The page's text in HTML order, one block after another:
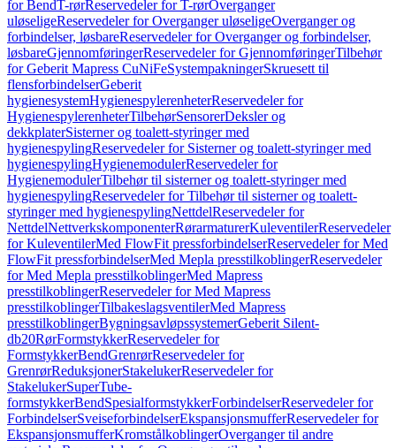
for BendT-rørReservedeler for T-rørOverganger
uløseligeReservedeler for Overganger uløseligeOverganger og
forbindelser, løsbareReservedeler for Overganger og forbindelser,
løsbareGjennomføringerReservedeler for GjennomføringerTilbehør
for Geberit Mapress CuNiFeSystempakningerSkruesett til
flensforbindelserGeberit
hygienesystemHygienespylerenheterReservedeler for
HygienespylerenheterTilbehørSensorerDeksler og
dekkplaterSisterner og toalett-styringer med
hygienespylingReservedeler for Sisterner og toalett-styringer med
hygienespylingHygienemodulerReservedeler for
HygienemodulerTilbehør til sisterner og toalett-styringer med
hygienespylingReservedeler for Tilbehør til sisterner og toalett-
styringer med hygienespylingNettdelReservedeler for
NettdelNettverkskomponenterRørarmaturerKuleventilerReservedeler
for KuleventilerMed FlowFit pressforbindelserReservedeler for Med
FlowFit pressforbindelserMed Mepla presstilkoblingerReservedeler
for Med Mepla presstilkoblingerMed Mapress
presstilkoblingerReservedeler for Med Mapress
presstilkoblingerTilbakeslagsventilerMed Mapress
presstilkoblingerBygningsavløpssystemerGeberit Silent-
db20RørFormstykkerReservedeler for
FormstykkerBendGrenrørReservedeler for
GrenrørReduksjonerStakelukerReservedeler for
StakelukerSuperTube-
formstykkerBendSpesialformstykkerForbindelserReservedeler for
ForbindelserSveiseforbindelserEkspansjonsmufferReservedeler for
EkspansjonsmufferKromstålkoblingerOverganger til andre